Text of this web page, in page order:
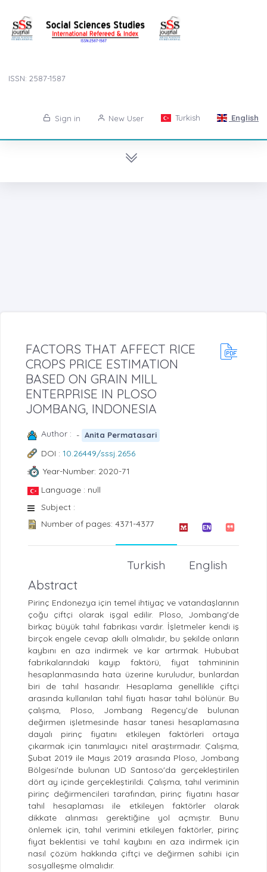
ISSN: 2587-1587
Sign in New User Turkish English
FACTORS THAT AFFECT RICE
CROPS PRICE ESTIMATION
BASED ON GRAIN MILL
ENTERPRISE IN PLOSO
JOMBANG, INDONESIA
Author : - Anita Permatasari
DOI : 10.26449/sssj.2656
Year-Number: 2020-71
Language : null
Subject :
Number of pages: 4371-4377
English
Turkish
Abstract
Pirinç Endonezya için temel ihtiyaç ve vatandaşlarının
çoğu çiftçi olarak işgal edilir. Ploso, Jombang'de
birkaç büyük tahıl fabrikası vardır. İşletmeler kendi iş
birçok engele cevap akıllı olmalıdır, bu şekilde onların
kaybını en aza indirmek ve kar artırmak. Hububat
fabrikalarındaki kayıp faktörü, fiyat tahmininin
hesaplanmasında hata üzerine kuruludur, bunlardan
biri de tahıl hasarıdır. Hesaplama genellikle çiftçi
arasında kullanılan tahıl fiyatı hasar tahıl bölünür. Bu
çalışma, Ploso, Jombang Regency'de bulunan
değirmen işletmesinde hasar tanesi hesaplamasına
dayalı pirinç fiyatını etkileyen faktörleri ortaya
çıkarmak için tanımlayıcı nitel araştırmadır. Çalışma,
Şubat 2019 ile Mayıs 2019 arasında Ploso, Jombang
Bölgesi'nde bulunan UD Santoso'da gerçekleştirilen
dört ay içinde gerçekleştirildi. Çalışma, tahıl veriminin
pirinç değirmencileri tarafından, pirinç fiyatını hasar
tahıl hesaplaması ile etkileyen faktörler olarak
dikkate alınması gerektiğine yol açmıştır. Bunu
önlemek için, tahıl verimini etkileyen faktörler, pirinç
fiyat beklentisi ve tahıl kaybını en aza indirmek için
nasıl çözüm hakkında çiftçi ve değirmen sahibi için
sosyalleşme olmalıdır.